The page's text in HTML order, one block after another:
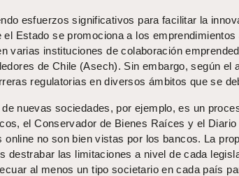
esfuerzos significativos para facilitar la
el Estado se promociona a los
varias instituciones de colaboración
de Chile (Asech). Sin embargo, según el
regulatorias en diversos ámbitos que se
nuevas sociedades, por ejemplo, es un
el Conservador de Bienes Raíces y el
online no son bien vistas por los bancos. La
destrabar las limitaciones a nivel de cada
al menos un tipo societario en cada país